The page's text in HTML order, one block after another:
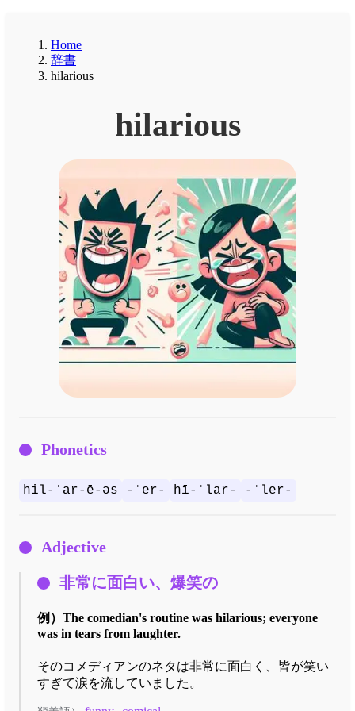
Home
辞書
hilarious
hilarious
Phonetics
hil-ˈar-ē-əs -ˈer- hī-ˈlar- -ˈler-
Adjective
非常に面白い、爆笑の
例） The comedian's routine was hilarious; everyone
was in tears from laughter.
そのコメディアンのネタは非常に面白く、皆が笑い
すぎて涙を流していました。